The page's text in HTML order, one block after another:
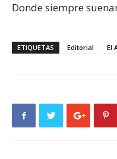
Donde siempre
ETIQUETAS Editorial El